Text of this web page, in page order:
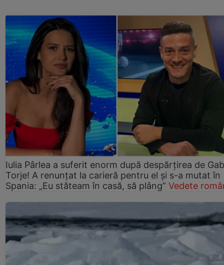
Iulia Pârlea a suferit enorm după despărțirea de
Torje! A renunțat la carieră pentru el și s-a mutat în
Spania: „Eu stăteam în casă, să plâng” Vedete